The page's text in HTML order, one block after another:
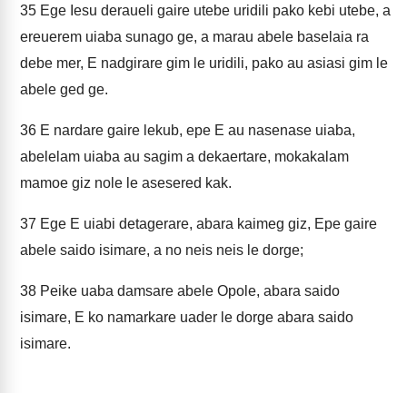
35 Ege Iesu deraueli gaire utebe uridili pako kebi utebe, a
ereuerem uiaba sunago ge, a marau abele baselaia ra
debe mer, E nadgirare gim le uridili, pako au asiasi gim le
abele ged ge.
36 E nardare gaire lekub, epe E au nasenase uiaba,
abelelam uiaba au sagim a dekaertare, mokakalam
mamoe giz nole le asesered kak.
37 Ege E uiabi detagerare, abara kaimeg giz, Epe gaire
abele saido isimare, a no neis neis le dorge;
38 Peike uaba damsare abele Opole, abara saido
isimare, E ko namarkare uader le dorge abara saido
isimare.